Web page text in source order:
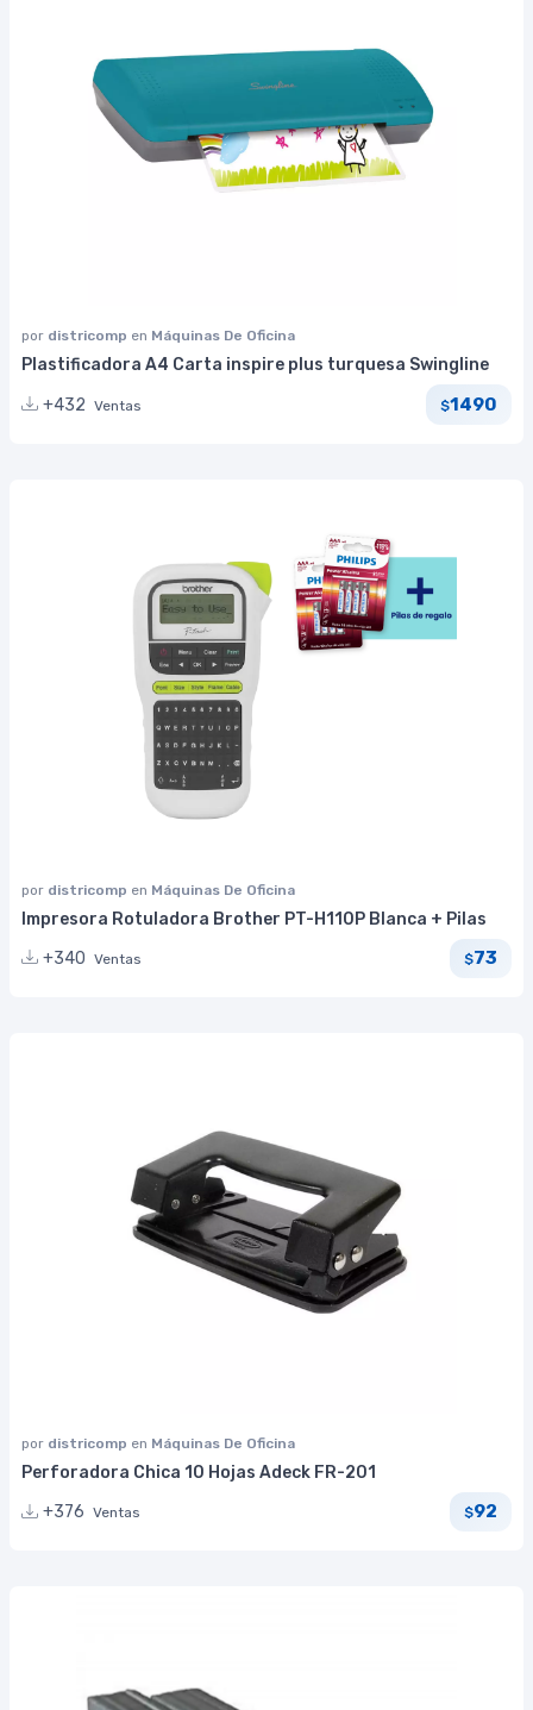
por districomp en Máquinas De Oficina
Plastificadora A4 Carta inspire plus turquesa Swingline
+432 Ventas $1490
por districomp en Máquinas De Oficina
Impresora Rotuladora Brother PT-H110P Blanca + Pilas
+340 Ventas $73
por districomp en Máquinas De Oficina
Perforadora Chica 10 Hojas Adeck FR-201
+376 Ventas $92